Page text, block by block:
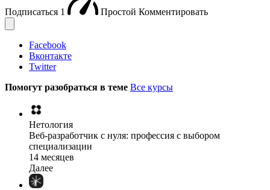
Подписаться 1 Простой Комментировать
Facebook
Вконтакте
Twitter
Помогут разобраться в теме Все курсы
Нетология
Веб-разработчик с нуля: профессия с выбором
специализации
14 месяцев
Далее